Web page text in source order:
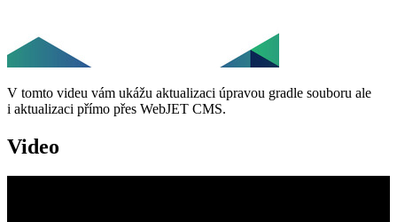
V tomto videu vám ukážu aktualizaci úpravou gradle souboru ale
i aktualizaci přímo přes WebJET CMS.
Video